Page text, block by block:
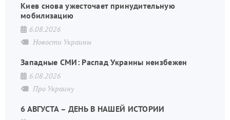
Киев снова ужесточает принудительную
мобилизацию
6.08.2026
Новости Украины
Западные СМИ: Распад Украины неизбежен
6.08.2026
Про Украину
6 АВГУСТА – ДЕНЬ В НАШЕЙ ИСТОРИИ